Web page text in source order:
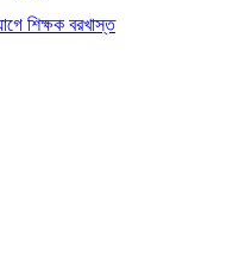
শিক্ষক বরখাস্ত